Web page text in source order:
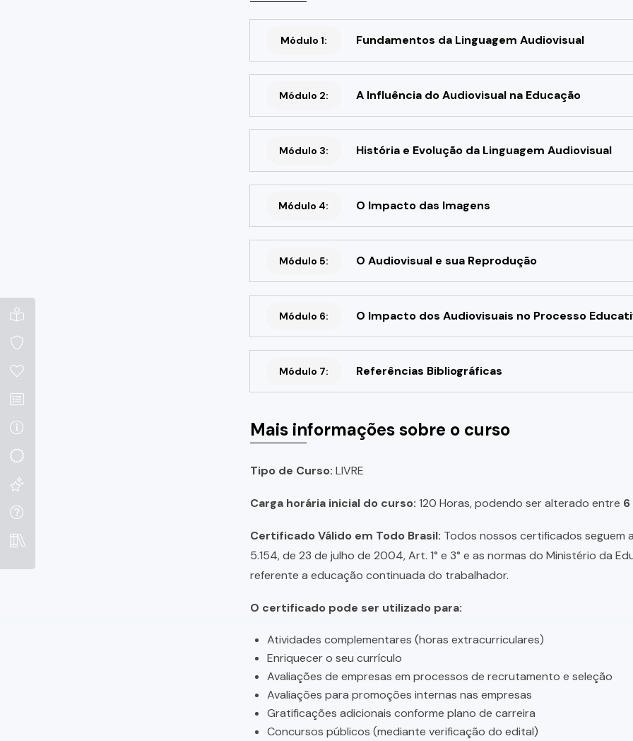
Módulo 1: Fundamentos da Linguagem Audiovisual
Módulo 2: A Influência do Audiovisual na Educação
Módulo 3: História e Evolução da Linguagem Audiovisual
Módulo 4: O Impacto das Imagens
Módulo 5: O Audiovisual e sua Reprodução
Módulo 6: O Impacto dos Audiovisuais no Processo
Módulo 7: Referências Bibliográficas
Mais informações sobre o curso
Tipo de Curso: LIVRE
Carga horária inicial do curso: 120 Horas, podendo ser alterado entre 6
Certificado Válido em Todo Brasil: Todos nossos certificados seguem
5.154, de 23 de julho de 2004, Art. 1° e 3° e as normas do Ministério da
referente a educação continuada do trabalhador.
O certificado pode ser utilizado para:
Atividades complementares (horas extracurriculares)
Enriquecer o seu currículo
Avaliações de empresas em processos de recrutamento e seleção
Avaliações para promoções internas nas empresas
Gratificações adicionais conforme plano de carreira
Concursos públicos (mediante verificação do edital)